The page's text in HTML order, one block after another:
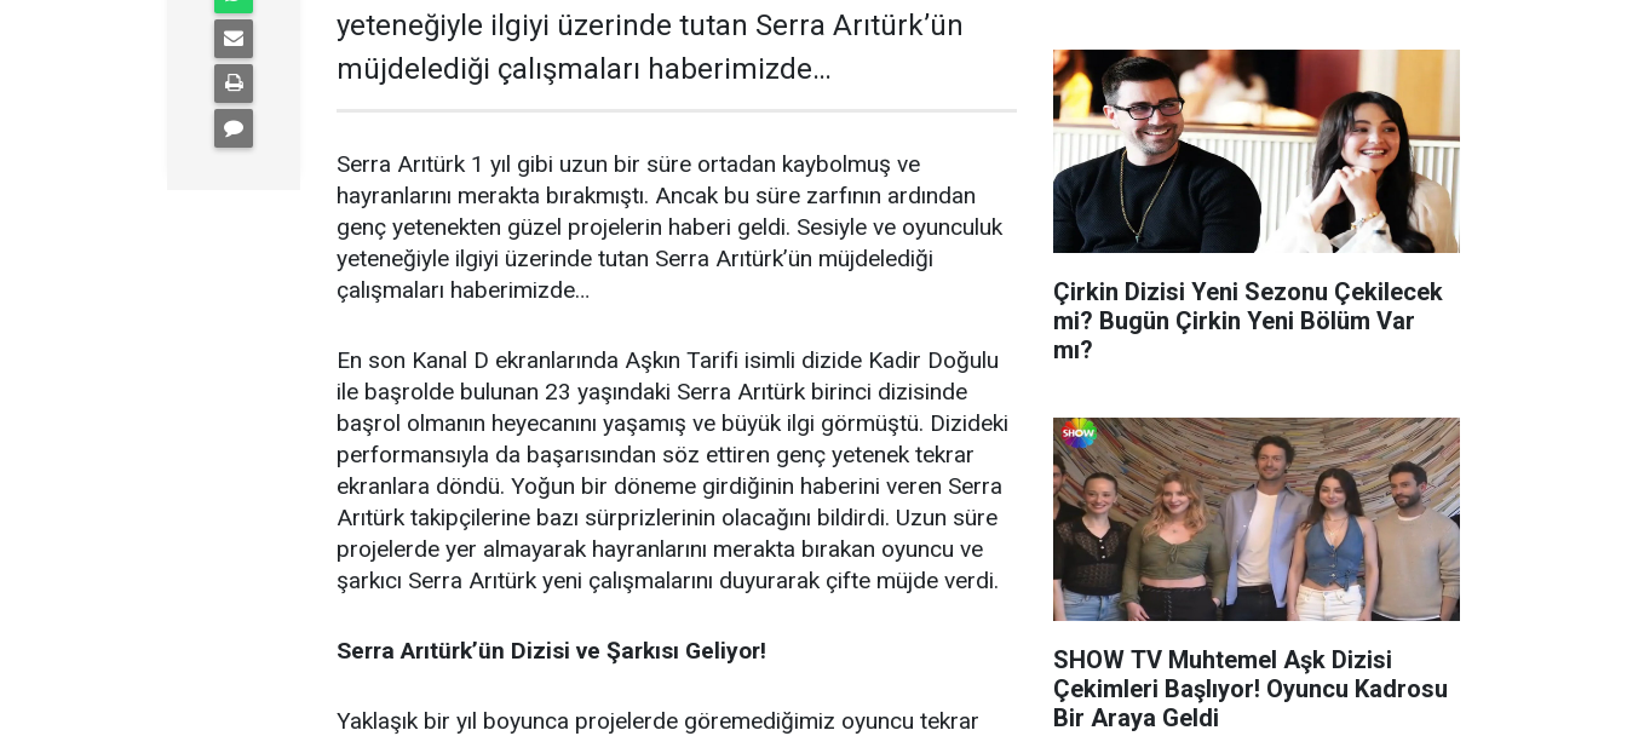
yeteneğiyle ilgiyi üzerinde tutan Serra Arıtürk’ün
müjdelediği çalışmaları haberimizde…
Serra Arıtürk 1 yıl gibi uzun bir süre ortadan kaybolmuş ve
hayranlarını merakta bırakmıştı. Ancak bu süre zarfının ardından
genç yetenekten güzel projelerin haberi geldi. Sesiyle ve oyunculuk
yeteneğiyle ilgiyi üzerinde tutan Serra Arıtürk’ün müjdelediği
çalışmaları haberimizde…
En son Kanal D ekranlarında Aşkın Tarifi isimli dizide Kadir Doğulu
ile başrolde bulunan 23 yaşındaki Serra Arıtürk birinci dizisinde
başrol olmanın heyecanını yaşamış ve büyük ilgi görmüştü. Dizideki
performansıyla da başarısından söz ettiren genç yetenek tekrar
ekranlara döndü. Yoğun bir döneme girdiğinin haberini veren Serra
Arıtürk takipçilerine bazı sürprizlerinin olacağını bildirdi. Uzun süre
projelerde yer almayarak hayranlarını merakta bırakan oyuncu ve
şarkıcı Serra Arıtürk yeni çalışmalarını duyurarak çifte müjde verdi.
Serra Arıtürk’ün Dizisi ve Şarkısı Geliyor!
Yaklaşık bir yıl boyunca projelerde göremediğimiz oyuncu tekrar
Çirkin Dizisi Yeni Sezonu Çekilecek
mi? Bugün Çirkin Yeni Bölüm Var
mı?
SHOW TV Muhtemel Aşk Dizisi
Çekimleri Başlıyor! Oyuncu Kadrosu
Bir Araya Geldi